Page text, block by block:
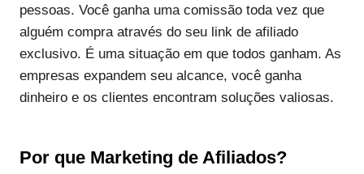
pessoas. Você ganha uma comissão toda vez que
alguém compra através do seu link de afiliado
exclusivo. É uma situação em que todos ganham. As
empresas expandem seu alcance, você ganha
dinheiro e os clientes encontram soluções valiosas.
Por que Marketing de Afiliados?